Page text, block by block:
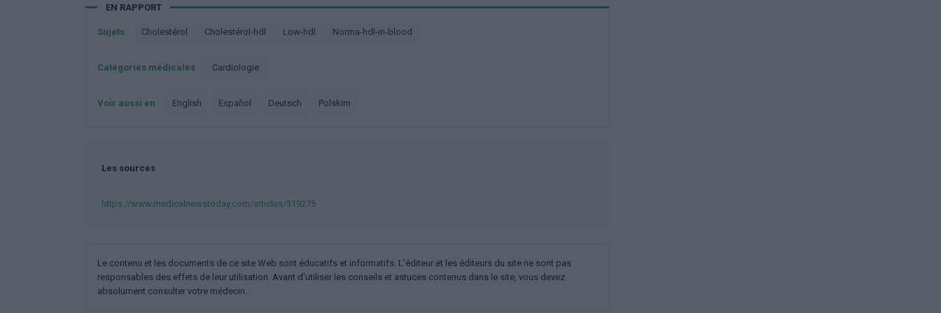
EN RAPPORT
Sujets Cholestérol Cholestérol-hdl Low-hdl Norma-hdl-in-blood
Catégories médicales Cardiologie
Voir aussi en english español deutsch polskim
Les sources
https://www.medicalnewstoday.com/articles/319275
Le contenu et les documents de ce site Web sont éducatifs et informatifs. L'éditeur et les éditeurs du site ne sont pas
responsables des effets de leur utilisation. Avant d'utiliser les conseils et astuces contenus dans le site, vous devez
absolument consulter votre médecin.